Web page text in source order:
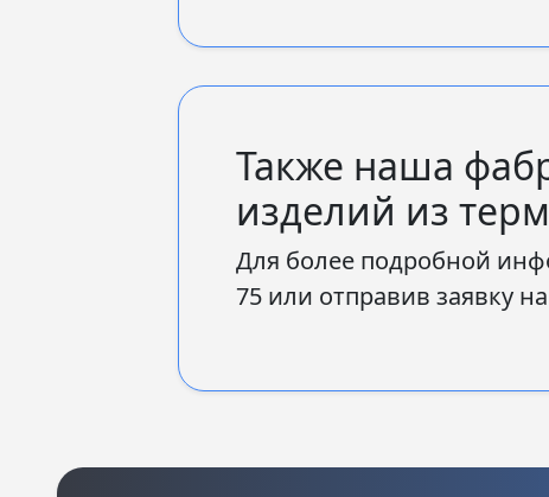
Также наша
изделий из
Для более подробной
75 или отправив заявку